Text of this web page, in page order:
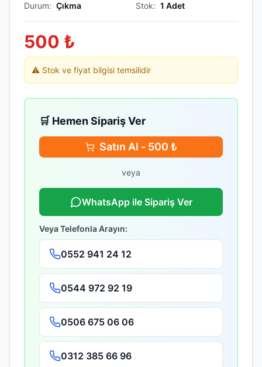
Durum: Çıkma Stok: 1 Adet
500 ₺
⚠️ Stok ve fiyat bilgisi temsilidir
🛒 Hemen Sipariş Ver
Satın Al - 500 ₺
veya
WhatsApp ile Sipariş Ver
Veya Telefonla Arayın:
0552 941 24 12
0544 972 92 19
0506 675 06 06
0312 385 66 96